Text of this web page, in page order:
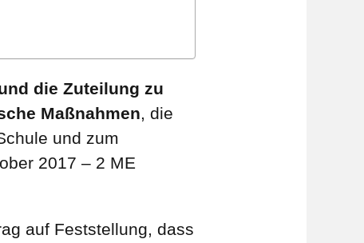
die Zuteilung zu
Maßnahmen, die
und zum
2017 – 2 ME
auf Feststellung, dass